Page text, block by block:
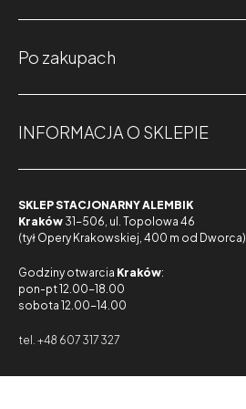
Po zakupach
INFORMACJA O SKLEPIE
SKLEP STACJONARNY ALEMBIK
Kraków 31-506, ul. Topolowa 46
(tył Opery Krakowskiej, 400 m od Dworca)
Godziny otwarcia Kraków:
pon-pt 12.00-18.00
sobota 12.00-14.00
tel. +48 607 317 327